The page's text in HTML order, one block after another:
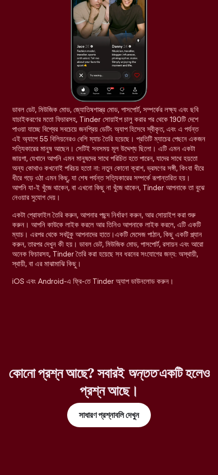
ডাবল ডেট, মিউজিক মোড, জ্যোতিষশাস্ত্র মোড, পাসপোর্ট, সম্পর্কের লক্ষ্য এবং ছবি
যাচাইকরণের মতো ফিচারসহ, Tinder সোয়াইপ চালু করার পর থেকে 190টি দেশে
পাওয়া যাচ্ছে বিশ্বের সবচেয়ে জনপ্রিয় ডেটিং অ্যাপ হিসেবে স্বীকৃত, এবং এ পর্যন্ত
এই অ্যাপে 55 বিলিয়নেরও বেশি ম্যাচ তৈরি হয়েছে। প্রতিটি ম্যাচের পেছনে একজন
সত্যিকারের মানুষ আছেন। সেটিই সবসময় মূল উদ্দেশ্য ছিলো। এটি এমন একটা
জায়গা, যেখানে আপনি এমন মানুষদের সাথে পরিচিত হতে পারেন, যাদের সাথে হয়তো
অন্য কোথাও কখনোই পরিচয় হতো না: নতুন কোনো ক্রাশ, ভ্রমণের সঙ্গী, কিংবা ধীরে
ধীরে গড়ে ওঠা এমন কিছু, যা শেষ পর্যন্ত সত্যিকারের সম্পর্কে রূপান্তরিত হয়।
আপনি যা-ই খুঁজে থাকেন, বা এখনো কিছু না খুঁজে থাকেন, Tinder আপনাকে তা বুঝে
নেওয়ার সুযোগ দেয়।
একটা প্রোফাইল তৈরি করুন, আপনার পছন্দ নির্ধারণ করুন, আর সোয়াইপ করা শুরু
করুন। আপনি কাউকে লাইক করলে আর তিনিও আপনাকে লাইক করলে, এটি একটি
ম্যাচ। এরপর থেকে সবটুকু আপনাদের হাতে।একটি মেসেজ পাঠান, কিছু একটি প্ল্যান
করুন, তারপর দেখুন কী হয়। ডাবল ডেট, মিউজিক মোড, পাসপোর্ট, রসায়ন এবং আরো
অনেক ফিচারসহ, Tinder তৈরি করা হয়েছে সব ধরনের সংযোগের জন্য: অস্থায়ী,
স্থায়ী, বা এর মাঝামাঝি কিছু।
iOS এবং Android-এ ফ্রি-তে Tinder অ্যাপ ডাউনলোড করুন।
কোনো প্রশ্ন আছে? সবারইঅন্ততএকটি হলেও
প্রশ্ন আছে।
সাধারণ প্রশ্নাবলি দেখুন